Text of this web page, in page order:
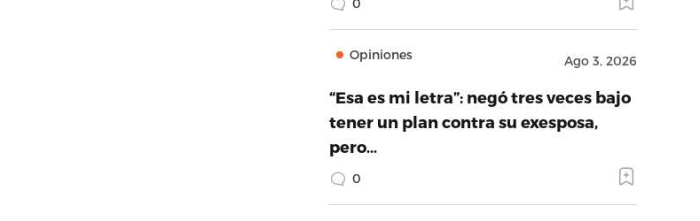
Opiniones Ago 3, 2026
“Esa es mi letra”: negó tres veces bajo
tener un plan contra su exesposa,
pero…
0